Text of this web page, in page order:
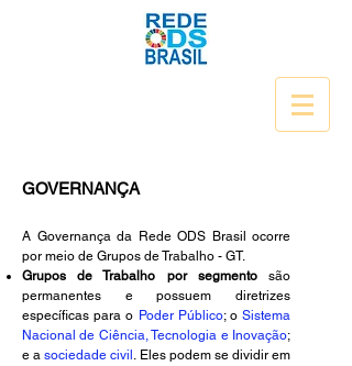
GOVERNANÇA
A Governança da Rede ODS Brasil ocorre
por meio de Grupos de Trabalho - GT.
Grupos de Trabalho por segmentosão
permanentes e possuem diretrizes
específicas para o Poder Público; oSistema
Nacional de Ciência, Tecnologia e Inovação;
e asociedade civil . Eles podemse dividir em